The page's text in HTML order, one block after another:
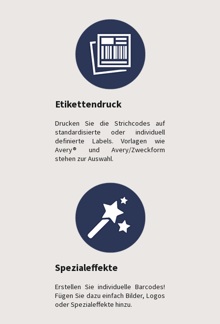
Etikettendruck
Drucken Sie die Strichcodes auf
standardisierte oder individuell
definierte Labels. Vorlagen wie
Avery® und Avery/Zweckform
stehen zur Auswahl.
Spezialeffekte
Erstellen Sie individuelle Barcodes!
Fügen Sie dazu einfach Bilder, Logos
oder Spezialeffekte hinzu.